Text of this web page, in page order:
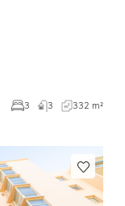
3 3 332 m²